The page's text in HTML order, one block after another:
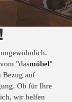
"dasmöbel"
Bezug auf
Ob für Ihre
wir helfen